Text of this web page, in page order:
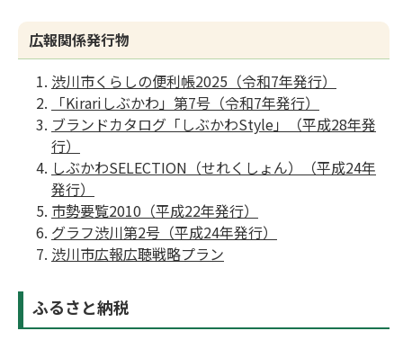
広報関係発行物
渋川市くらしの便利帳2025（令和7年発行）
「Kirariしぶかわ」第7号（令和7年発行）
ブランドカタログ「しぶかわStyle」（平成28年発
行）
しぶかわSELECTION（せれくしょん）（平成24年
発行）
市勢要覧2010（平成22年発行）
グラフ渋川第2号（平成24年発行）
渋川市広報広聴戦略プラン
ふるさと納税